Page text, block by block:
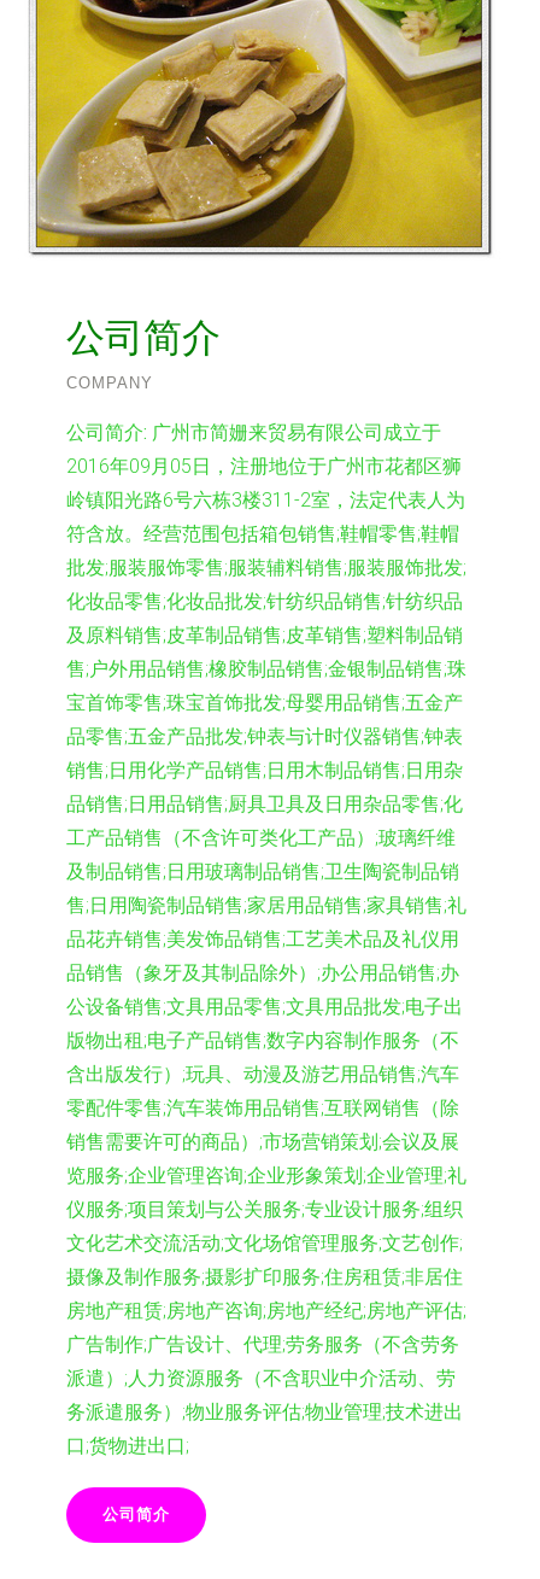
公司简介
COMPANY
公司简介: 广州市简姗来贸易有限公司成立于
2016年09月05日，注册地位于广州市花都区狮
岭镇阳光路6号六栋3楼311-2室，法定代表人为
符含放。经营范围包括箱包销售;鞋帽零售;鞋帽
批发;服装服饰零售;服装辅料销售;服装服饰批发;
化妆品零售;化妆品批发;针纺织品销售;针纺织品
及原料销售;皮革制品销售;皮革销售;塑料制品销
售;户外用品销售;橡胶制品销售;金银制品销售;珠
宝首饰零售;珠宝首饰批发;母婴用品销售;五金产
品零售;五金产品批发;钟表与计时仪器销售;钟表
销售;日用化学产品销售;日用木制品销售;日用杂
品销售;日用品销售;厨具卫具及日用杂品零售;化
工产品销售（不含许可类化工产品）;玻璃纤维
及制品销售;日用玻璃制品销售;卫生陶瓷制品销
售;日用陶瓷制品销售;家居用品销售;家具销售;礼
品花卉销售;美发饰品销售;工艺美术品及礼仪用
品销售（象牙及其制品除外）;办公用品销售;办
公设备销售;文具用品零售;文具用品批发;电子出
版物出租;电子产品销售;数字内容制作服务（不
含出版发行）;玩具、动漫及游艺用品销售;汽车
零配件零售;汽车装饰用品销售;互联网销售（除
销售需要许可的商品）;市场营销策划;会议及展
览服务;企业管理咨询;企业形象策划;企业管理;礼
仪服务;项目策划与公关服务;专业设计服务;组织
文化艺术交流活动;文化场馆管理服务;文艺创作;
摄像及制作服务;摄影扩印服务;住房租赁;非居住
房地产租赁;房地产咨询;房地产经纪;房地产评估;
广告制作;广告设计、代理;劳务服务（不含劳务
派遣）;人力资源服务（不含职业中介活动、劳
务派遣服务）;物业服务评估;物业管理;技术进出
口;货物进出口;
公司简介